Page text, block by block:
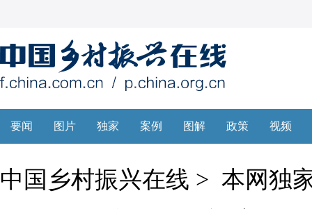
中国乡村振兴在线 > 本网独